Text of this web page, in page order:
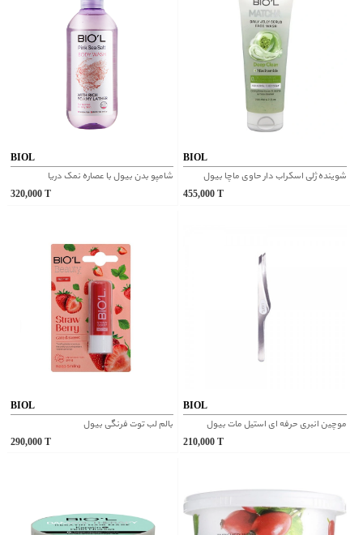
BIOL
شامپو بدن بیول با عصاره نمک دریا
320,000
BIOL
شوینده ژلی اسکراب دار حاوی ماچا بیول
455,000
BIOL
بالم لب توت فرنگی بیول
290,000
BIOL
موچین انبری حرفه ای استیل مات بیول
210,000